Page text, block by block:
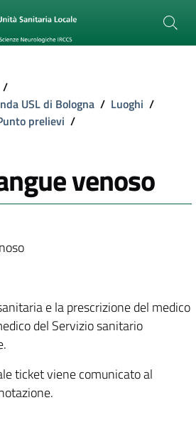
/
USL di Bologna / Luoghi /
prelievi /
venoso
e la prescrizione del medico
del Servizio sanitario
ticket viene comunicato al